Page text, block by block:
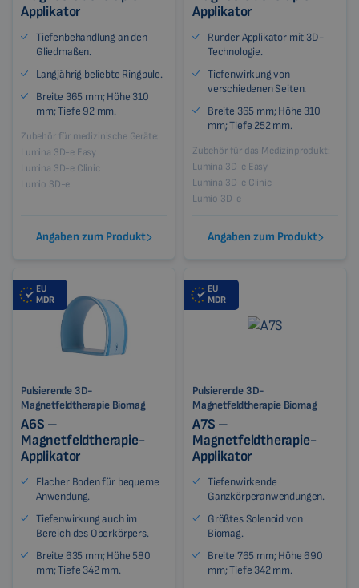
Applikator
Tiefenbehandlung an den
Gliedmaßen.
Langjährig beliebte Ringpule.
Breite 365 mm; Höhe 310
mm; Tiefe 92 mm.
Zubehör für medizinische Geräte:
Lumina 3D-e Easy
Lumina 3D-e Clinic
Lumio 3D-e
Angaben zum Produkt
Applikator
Runder Applikator mit 3D-
Technologie.
Tiefenwirkung von
verschiedenen Seiten.
Breite 365 mm; Höhe 310
mm; Tiefe 252 mm.
Zubehör für das Medizinprodukt:
Lumina 3D-e Easy
Lumina 3D-e Clinic
Lumio 3D-e
Angaben zum Produkt
EU
MDR
Pulsierende 3D-
Magnetfeldtherapie Biomag
A6S –
Magnetfeldtherapie-
Applikator
Flacher Boden für bequeme
Anwendung.
Tiefenwirkung auch im
Bereich des Oberkörpers.
Breite 635 mm; Höhe 580
mm; Tiefe 342 mm.
EU
MDR
Pulsierende 3D-
Magnetfeldtherapie Biomag
A7S –
Magnetfeldtherapie-
Applikator
Tiefenwirkende
Ganzkörperanwendungen.
Größtes Solenoid von
Biomag.
Breite 765 mm; Höhe 690
mm; Tiefe 342 mm.